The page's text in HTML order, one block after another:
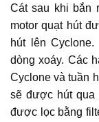
Cát sau khi bắn
motor quạt hút
hút lên
dòng xoáy. Các
Cyclone và tuần
sẽ được hút qua
được lọc bằng